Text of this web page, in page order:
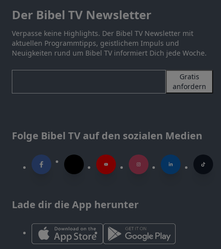
Der Bibel TV Newsletter
Verpasse keine Highlights. Der Bibel TV Newsletter mit
aktuellen Programmtipps, geistlichem Impuls und
Neuigkeiten rund um Bibel TV informiert Dich jede Woche.
Gratis
anfordern
Folge Bibel TV auf den sozialen Medien
Lade dir die App herunter